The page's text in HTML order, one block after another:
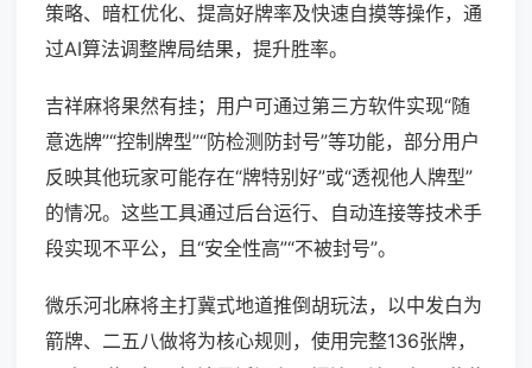
策略、暗杠优化、提高好牌率及快速自摸等操作，通
过AI算法调整牌局结果，提升胜率。
吉祥麻将果然有挂；用户可通过第三方软件实现“随
意选牌”“控制牌型”“防检测防封号”等功能，部分用户
反映其他玩家可能存在“牌特别好”或“透视他人牌型”
的情况。这些工具通过后台运行、自动连接等技术手
段实现不平公，且“安全性高”“不被封号”。
微乐河北麻将主打冀式地道推倒胡玩法，以中发白为
箭牌、二五八做将为核心规则，使用完整136张牌，